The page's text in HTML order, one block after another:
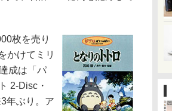
枚を売り
かけてミリ
成は「パ
2-Disc・
年ぶり。ア